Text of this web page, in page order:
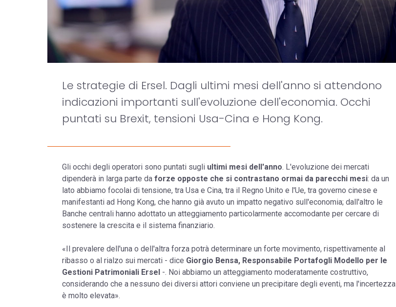
Le strategie di Ersel. Dagli ultimi mesi dell'anno si attendono
indicazioni importanti sull'evoluzione dell'economia. Occhi
puntati su Brexit, tensioni Usa-Cina e Hong Kong.
Gli occhi degli operatori sono puntati sugli ultimi mesi dell'anno. L'evoluzione dei mercati
dipenderà in larga parte da forze opposte che si contrastano ormai da parecchi mesi: da un
lato abbiamo focolai di tensione, tra Usa e Cina, tra il Regno Unito e l'Ue, tra governo cinese e
manifestanti ad Hong Kong, che hanno già avuto un impatto negativo sull'economia; dall'altro le
Banche centrali hanno adottato un atteggiamento particolarmente accomodante per cercare di
sostenere la crescita e il sistema finanziario.
«Il prevalere dell'una o dell'altra forza potrà determinare un forte movimento, rispettivamente al
ribasso o al rialzo sui mercati - dice Giorgio Bensa, Responsabile Portafogli Modello per le
Gestioni Patrimoniali Ersel -. Noi abbiamo un atteggiamento moderatamente costruttivo,
considerando che a nessuno dei diversi attori conviene un precipitare degli eventi, ma l'incertezza
è molto elevata».